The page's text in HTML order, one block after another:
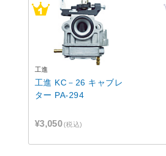
工進
工進 KC－26 キャブレ
ター PA-294
¥3,050(税込)